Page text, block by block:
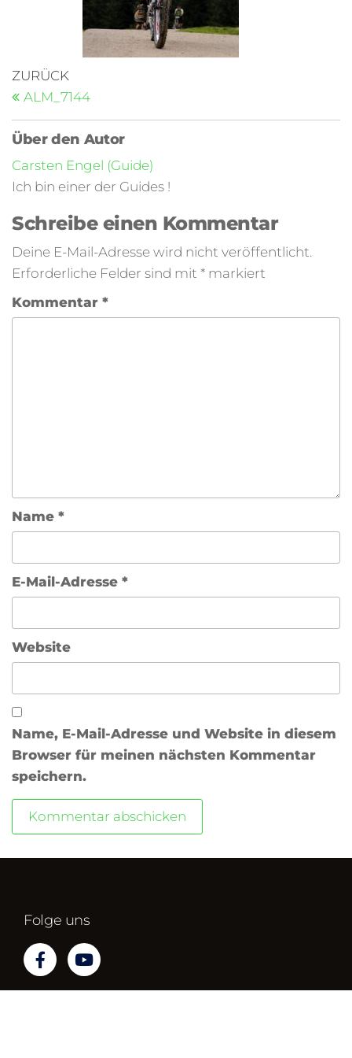
ZURÜCK
ALM_7144
Über den Autor
Carsten Engel (Guide)
Ich bin einer der Guides !
Schreibe einen Kommentar
Deine E-Mail-Adresse wird nicht veröffentlicht.
Erforderliche Felder sind mit * markiert
Kommentar *
Name *
E-Mail-Adresse *
Website
Name, E-Mail-Adresse und Website in diesem
Browser für meinen nächsten Kommentar
speichern.
Folge uns